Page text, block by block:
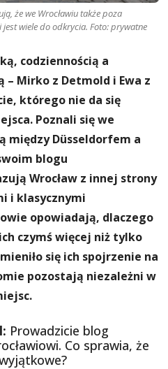
że we Wrocławiu także poza
wiele do odkrycia. Foto: prywatne
codziennością a
– Mirko z Detmold i Ewa z
którego nie da się
Poznali się we
między Düsseldorfem a
blogu
Wrocław z innej strony
i klasycznymi
opowiadają, dlaczego
czymś więcej niż tylko
się ich spojrzenie na
pozostają niezależni w
Prowadzicie blog
Co sprawia, że